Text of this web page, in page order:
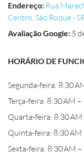
Endereço: Rua
Centro, São Roque -
Avaliação Google: 5
HORÁRIO DE
Segunda-feira: 8:30
Terça-feira: 8:30 AM –
Quarta-feira: 8:30 AM
Quinta-feira: 8:30 AM
Sexta-feira: 8:30 AM –